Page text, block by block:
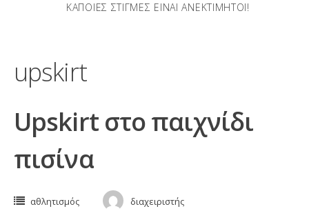
ΚΆΠΟΙΕΣ ΣΤΙΓΜΈΣ ΕΊΝΑΙ ΑΝΕΚΤΊΜΗΤΟΙ!
upskirt
Upskirt στο παιχνίδι
πισίνα
αθλητισμός
διαχειριστής